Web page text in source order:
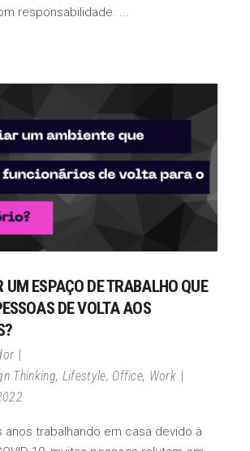
responsabilidade.
UM ESPAÇO DE TRABALHO QUE
DE VOLTA AOS
Thinking, Lifestyle, Office, Work
anos trabalhando em casa devido à